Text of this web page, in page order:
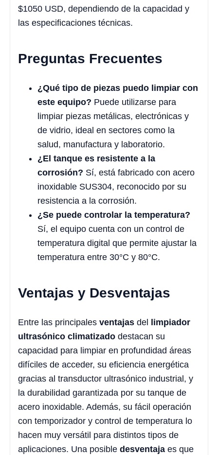
$1050 USD, dependiendo de la capacidad y
las especificaciones técnicas.
Preguntas Frecuentes
¿Qué tipo de piezas puedo limpiar con
este equipo? Puede utilizarse para
limpiar piezas metálicas, electrónicas y
de vidrio, ideal en sectores como la
salud, manufactura y laboratorio.
¿El tanque es resistente a la
corrosión? Sí, está fabricado con acero
inoxidable SUS304, reconocido por su
resistencia a la corrosión.
¿Se puede controlar la temperatura?
Sí, el equipo cuenta con un control de
temperatura digital que permite ajustar la
temperatura entre 30°C y 80°C.
Ventajas y Desventajas
Entre las principales ventajas del
limpiador
ultrasónico climatizado destacan su
capacidad para limpiar en profundidad áreas
difíciles de acceder, su eficiencia energética
gracias al transductor ultrasónico industrial, y
la durabilidad garantizada por su tanque de
acero inoxidable. Además, su fácil operación
con temporizador y control de temperatura lo
hacen muy versátil para distintos tipos de
aplicaciones. Una posible desventaja es que